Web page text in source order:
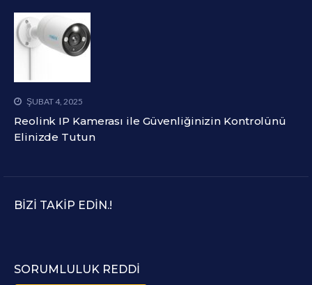
ŞUBAT 4, 2025
Reolink IP Kamerası ile Güvenliğinizin Kontrolünü
Elinizde Tutun
BIZI TAKIP EDIN.!
SORUMLULUK REDDI